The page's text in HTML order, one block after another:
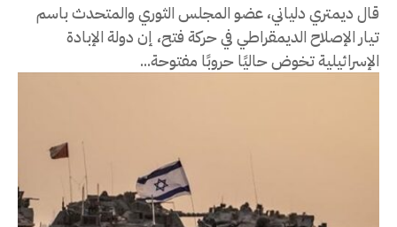
قال ديمتري دلياني، عضو المجلس الثوري والمتحدث باسم
تيار الإصلاح الديمقراطي في حركة فتح، إن دولة الإبادة
الإسرائيلية تخوض حاليًا حروبًا مفتوحة...